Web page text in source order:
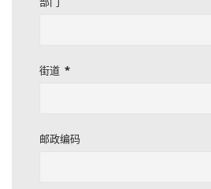
街道 *
邮政编码